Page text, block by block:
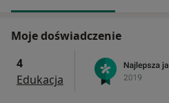
Moje doświadczenie
4
Edukacja